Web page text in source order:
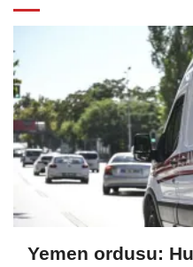
Yemen ordusu: